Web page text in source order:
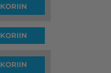
KORIIN
KORIIN
KORIIN